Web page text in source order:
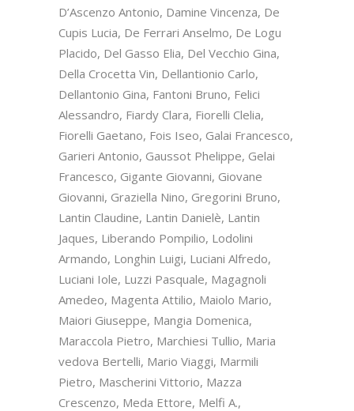
D’Ascenzo Antonio, Damine Vincenza, De
Cupis Lucia, De Ferrari Anselmo, De Logu
Placido, Del Gasso Elia, Del Vecchio Gina,
Della Crocetta Vin, Dellantionio Carlo,
Dellantonio Gina, Fantoni Bruno, Felici
Alessandro, Fiardy Clara, Fiorelli Clelia,
Fiorelli Gaetano, Fois Iseo, Galai Francesco,
Garieri Antonio, Gaussot Phelippe, Gelai
Francesco, Gigante Giovanni, Giovane
Giovanni, Graziella Nino, Gregorini Bruno,
Lantin Claudine, Lantin Danielè, Lantin
Jaques, Liberando Pompilio, Lodolini
Armando, Longhin Luigi, Luciani Alfredo,
Luciani Iole, Luzzi Pasquale, Magagnoli
Amedeo, Magenta Attilio, Maiolo Mario,
Maiori Giuseppe, Mangia Domenica,
Maraccola Pietro, Marchiesi Tullio, Maria
vedova Bertelli, Mario Viaggi, Marmili
Pietro, Mascherini Vittorio, Mazza
Crescenzo, Meda Ettore, Melfi A.,